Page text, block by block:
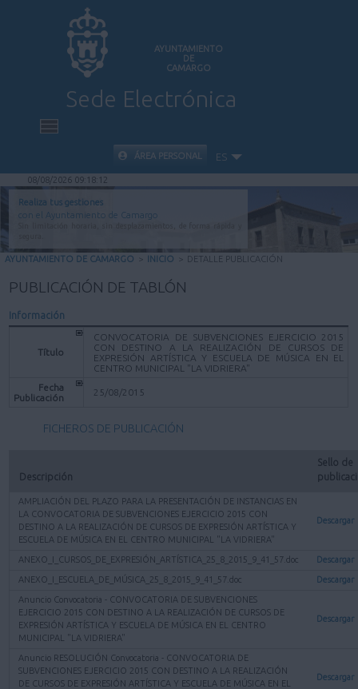
AYUNTAMIENTO
DE
CAMARGO
Sede Electrónica
INICIO
INFORMACIÓN PÚBLICA
CARPETA CIUDADANA
VALIDACIÓN DE DOCUMENTOS
ÁREA PERSONAL ES
08/08/2026 09:18:12
Realiza tus gestiones
con el Ayuntamiento de Camargo
AYUNTAMIENTO DE CAMARGO > INICIO > DETALLE PUBLICACIÓN
PUBLICACIÓN DE TABLÓN
Información
Título
CONVOCATORIA DE SUBVENCIONES EJERCICIO 2015
CON DESTINO A LA REALIZACIÓN DE CURSOS DE
EXPRESIÓN ARTÍSTICA Y ESCUELA DE MÚSICA EN EL
CENTRO MUNICIPAL "LA VIDRIERA"
Fecha
Publicación
25/08/2015
FICHEROS DE PUBLICACIÓN
Descripción
Sello de
AMPLIACIÓN DEL PLAZO PARA LA PRESENTACIÓN DE INSTANCIAS EN
LA CONVOCATORIA DE SUBVENCIONES EJERCICIO 2015 CON
DESTINO A LA REALIZACIÓN DE CURSOS DE EXPRESIÓN ARTÍSTICA Y
ESCUELA DE MÚSICA EN EL CENTRO MUNICIPAL "LA VIDRIERA"
Descargar
ANEXO_I_CURSOS_DE_EXPRESIÓN_ARTÍSTICA_25_8_2015_9_41_57.doc Descargar
ANEXO_I_ESCUELA_DE_MÚSICA_25_8_2015_9_41_57.doc Descargar
Anuncio Convocatoria - CONVOCATORIA DE SUBVENCIONES
EJERCICIO 2015 CON DESTINO A LA REALIZACIÓN DE CURSOS DE
EXPRESIÓN ARTÍSTICA Y ESCUELA DE MÚSICA EN EL CENTRO
MUNICIPAL "LA VIDRIERA"
Descargar
Anuncio RESOLUCIÓN Convocatoria - CONVOCATORIA DE
SUBVENCIONES EJERCICIO 2015 CON DESTINO A LA REALIZACIÓN
DE CURSOS DE EXPRESIÓN ARTÍSTICA Y ESCUELA DE MÚSICA EN EL
Descargar